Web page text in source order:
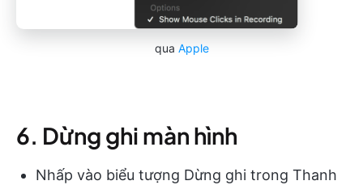
qua Apple
6. Dừng ghi màn hình
Nhấp vào biểu tượng Dừng ghi trong Thanh